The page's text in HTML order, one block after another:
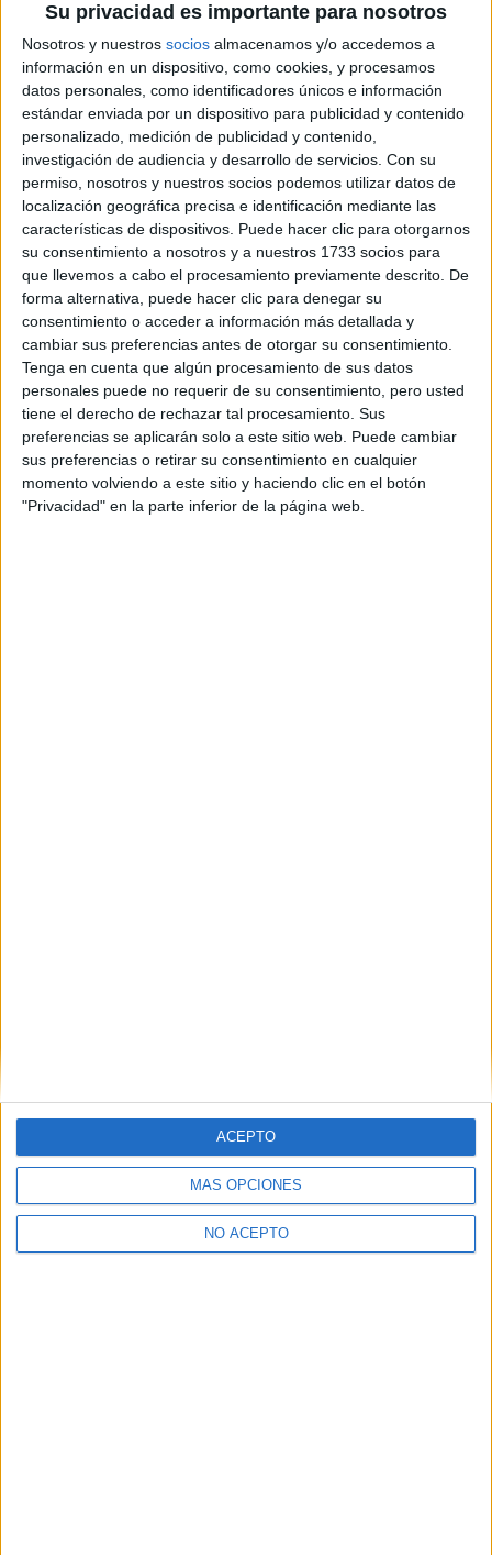
Su privacidad es importante para nosotros
Nosotros y nuestros socios almacenamos y/o accedemos a
información en un dispositivo, como cookies, y procesamos
datos personales, como identificadores únicos e información
estándar enviada por un dispositivo para publicidad y contenido
personalizado, medición de publicidad y contenido,
investigación de audiencia y desarrollo de servicios. Con su
permiso, nosotros y nuestros socios podemos utilizar datos de
localización geográfica precisa e identificación mediante las
características de dispositivos. Puede hacer clic para otorgarnos
su consentimiento a nosotros y a nuestros 1733 socios para
que llevemos a cabo el procesamiento previamente descrito. De
forma alternativa, puede hacer clic para denegar su
consentimiento o acceder a información más detallada y
cambiar sus preferencias antes de otorgar su consentimiento.
Tenga en cuenta que algún procesamiento de sus datos
personales puede no requerir de su consentimiento, pero usted
tiene el derecho de rechazar tal procesamiento. Sus
preferencias se aplicarán solo a este sitio web. Puede cambiar
sus preferencias o retirar su consentimiento en cualquier
momento volviendo a este sitio y haciendo clic en el botón
"Privacidad" en la parte inferior de la página web.
MÁS OPCIONES
NO ACEPTO
ACEPTO
Sobre ti
Soy:*
Chico
Chica
¿En qué año terminas (o terminaste) bachillerato o FP?
Soy estudiante de:*
Términos y Condiciones de Uso
Aceptolos Términos y Condicionesde uso*
Y como regalo de agradecimiento, por registrarte te daremos
gratis una copia de nuestro ebook con 100 consejos para tu
primer año de universidad